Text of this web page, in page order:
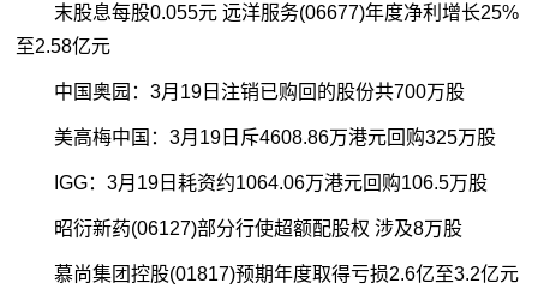
末股息每股0.055元 远洋服务(06677)年度净利增长25%
至2.58亿元
中国奥园：3月19日注销已购回的股份共700万股
美高梅中国：3月19日斥4608.86万港元回购325万股
IGG：3月19日耗资约1064.06万港元回购106.5万股
昭衍新药(06127)部分行使超额配股权 涉及8万股
慕尚集团控股(01817)预期年度取得亏损2.6亿至3.2亿元